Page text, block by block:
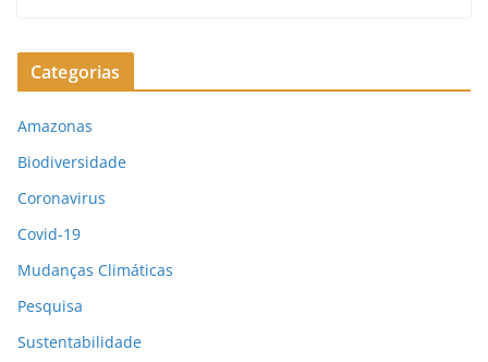
Categorias
Amazonas
Biodiversidade
Coronavirus
Covid-19
Mudanças Climáticas
Pesquisa
Sustentabilidade